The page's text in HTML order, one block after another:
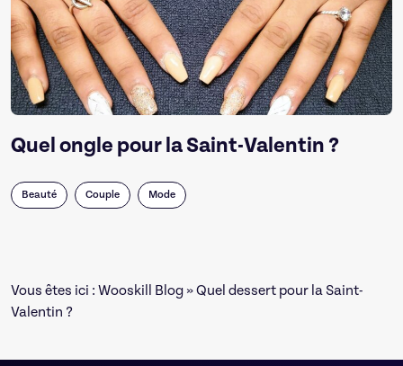
Quel ongle pour la Saint-Valentin ?
Beauté Couple Mode
Vous êtes ici : Wooskill Blog » Quel dessert pour la Saint-
Valentin ?